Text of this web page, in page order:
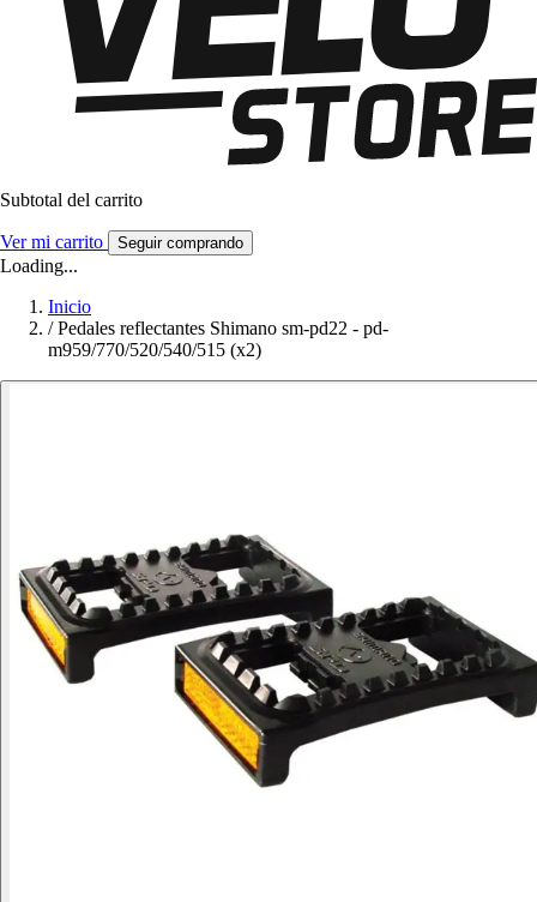
Subtotal del carrito
Ver mi carrito Seguir comprando
Loading...
Inicio
/ Pedales reflectantes Shimano sm-pd22 - pd-
m959/770/520/540/515 (x2)